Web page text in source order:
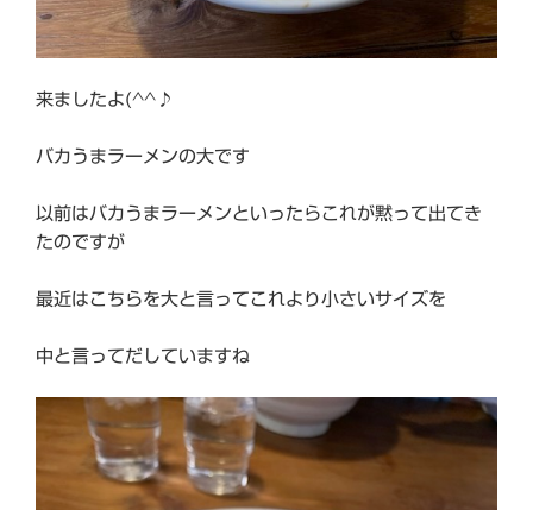
来ましたよ(^^♪
バカうまラーメンの大です
以前はバカうまラーメンといったらこれが黙って出てき
たのですが
最近はこちらを大と言ってこれより小さいサイズを
中と言ってだしていますね